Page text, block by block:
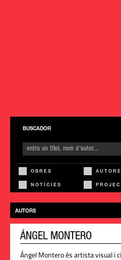
BUSCADOR
OBRES
NOTÍCIES
AUTORS
ÁNGEL MONTERO
Ángel Montero és artista visual i